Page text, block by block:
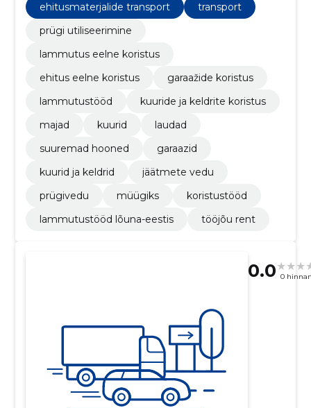
ehitusmaterjalide transport
transport
prügi utiliseerimine
lammutus eelne koristus
ehitus eelne koristus
garaažide koristus
lammutustööd
kuuride ja keldrite koristus
majad
kuurid
laudad
suuremad hooned
garaazid
kuurid ja keldrid
jäätmete vedu
prügivedu
müügiks
koristustööd
lammutustööd lõuna-eestis
tööjõu rent
0.0 0